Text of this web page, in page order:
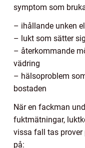
symptom som
– ihållande unken
– lukt som sätter
– återkommande
vädring
– hälsoproblem
bostaden
När en fackman
fuktmätningar,
vissa fall tas prover
på: